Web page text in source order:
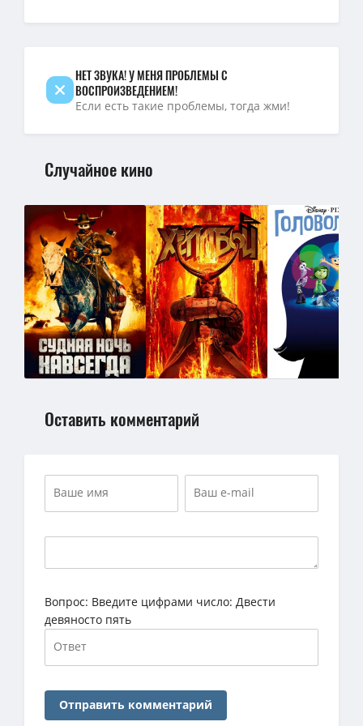
720p — Ходячие мертвецы: Дэрил Диксон / The Walking Dead:
НЕТ ЗВУКА! У МЕНЯ ПРОБЛЕМЫ С
ВОСПРОИЗВЕДЕНИЕМ!
Если есть такие проблемы, тогда жми!
Случайное кино
Оставить комментарий
Вопрос: Введите цифрами число: Двести
девяносто пять
Отправить комментарий